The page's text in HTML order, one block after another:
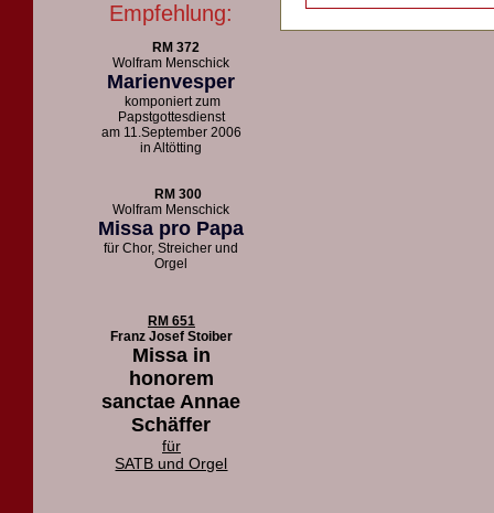
Empfehlung:
RM 372
Wolfram Menschick
Marienvesper
komponiert zum
Papstgottesdienst
am 11.September 2006
in Altötting
RM 300
Wolfram Menschick
Missa pro Papa
für Chor, Streicher und
Orgel
RM 651
Franz Josef Stoiber
Missa in
honorem
sanctae Annae
Schäffer
für
SATB und Orgel